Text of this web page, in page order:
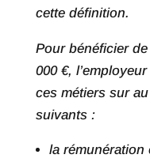
cette définition.
Pour bénéficier
000 €,
ces métiers sur
suivants :
la rémunération